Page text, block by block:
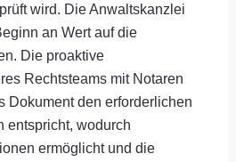
wird. Die Anwaltskanzlei
an Wert auf die
Die proaktive
Rechtsteams mit Notaren
Dokument den erforderlichen
entspricht, wodurch
ermöglicht und die